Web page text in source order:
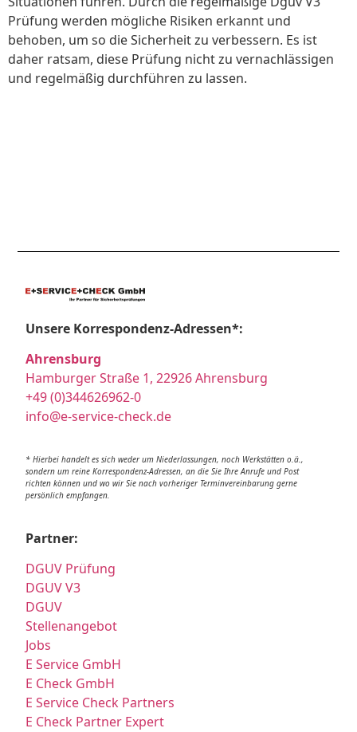
Prüfung werden mögliche Risiken erkannt und
behoben, um so die Sicherheit zu verbessern. Es ist
daher ratsam, diese Prüfung nicht zu vernachlässigen
und regelmäßig durchführen zu lassen.
Unsere Korrespondenz-Adressen*:
Ahrensburg
Hamburger Straße 1, 22926 Ahrensburg
+49 (0)344626962-0
info@e-service-check.de
* Hierbei handelt es sich weder um Niederlassungen, noch Werkstätten o.ä.,
sondern um reine Korrespondenz-Adressen, an die Sie Ihre Anrufe und Post
richten können und wo wir Sie nach vorheriger Terminvereinbarung gerne
persönlich empfangen.
Partner:
DGUV Prüfung
DGUV V3
DGUV
Stellenangebot
Jobs
E Service GmbH
E Check GmbH
E Service Check Partners
E Check Partner Expert